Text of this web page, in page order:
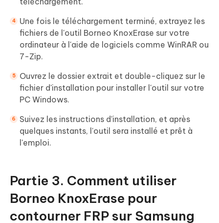
Une fois le téléchargement terminé, extrayez les
fichiers de l'outil Borneo KnoxErase sur votre
ordinateur à l'aide de logiciels comme WinRAR ou
7-Zip.
Ouvrez le dossier extrait et double-cliquez sur le
fichier d'installation pour installer l'outil sur votre
PC Windows.
Suivez les instructions d'installation, et après
quelques instants, l'outil sera installé et prêt à
l'emploi.
Partie 3. Comment utiliser
Borneo KnoxErase pour
contourner FRP sur Samsung